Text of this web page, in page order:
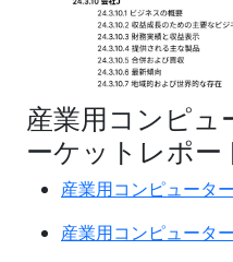
産業用コンピュ
ーケットレポー
産業用コンピュータ
産業用コンピュータ